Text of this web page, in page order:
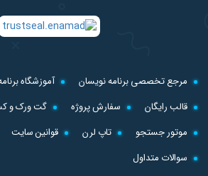
مرجع تخصصی برنامه نویسان
آموزشگاه
قالب رایگان
سفارش پروژه
گت ورک و
موتور جستجو
تاپ لرن قوانین سایت
سوالات متداول